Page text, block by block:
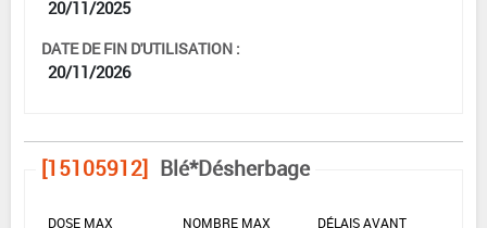
20/11/2025
DATE DE FIN D'UTILISATION :
20/11/2026
[15105912] Blé*Désherbage
DOSE MAX
NOMBRE MAX
DÉLAIS AVANT